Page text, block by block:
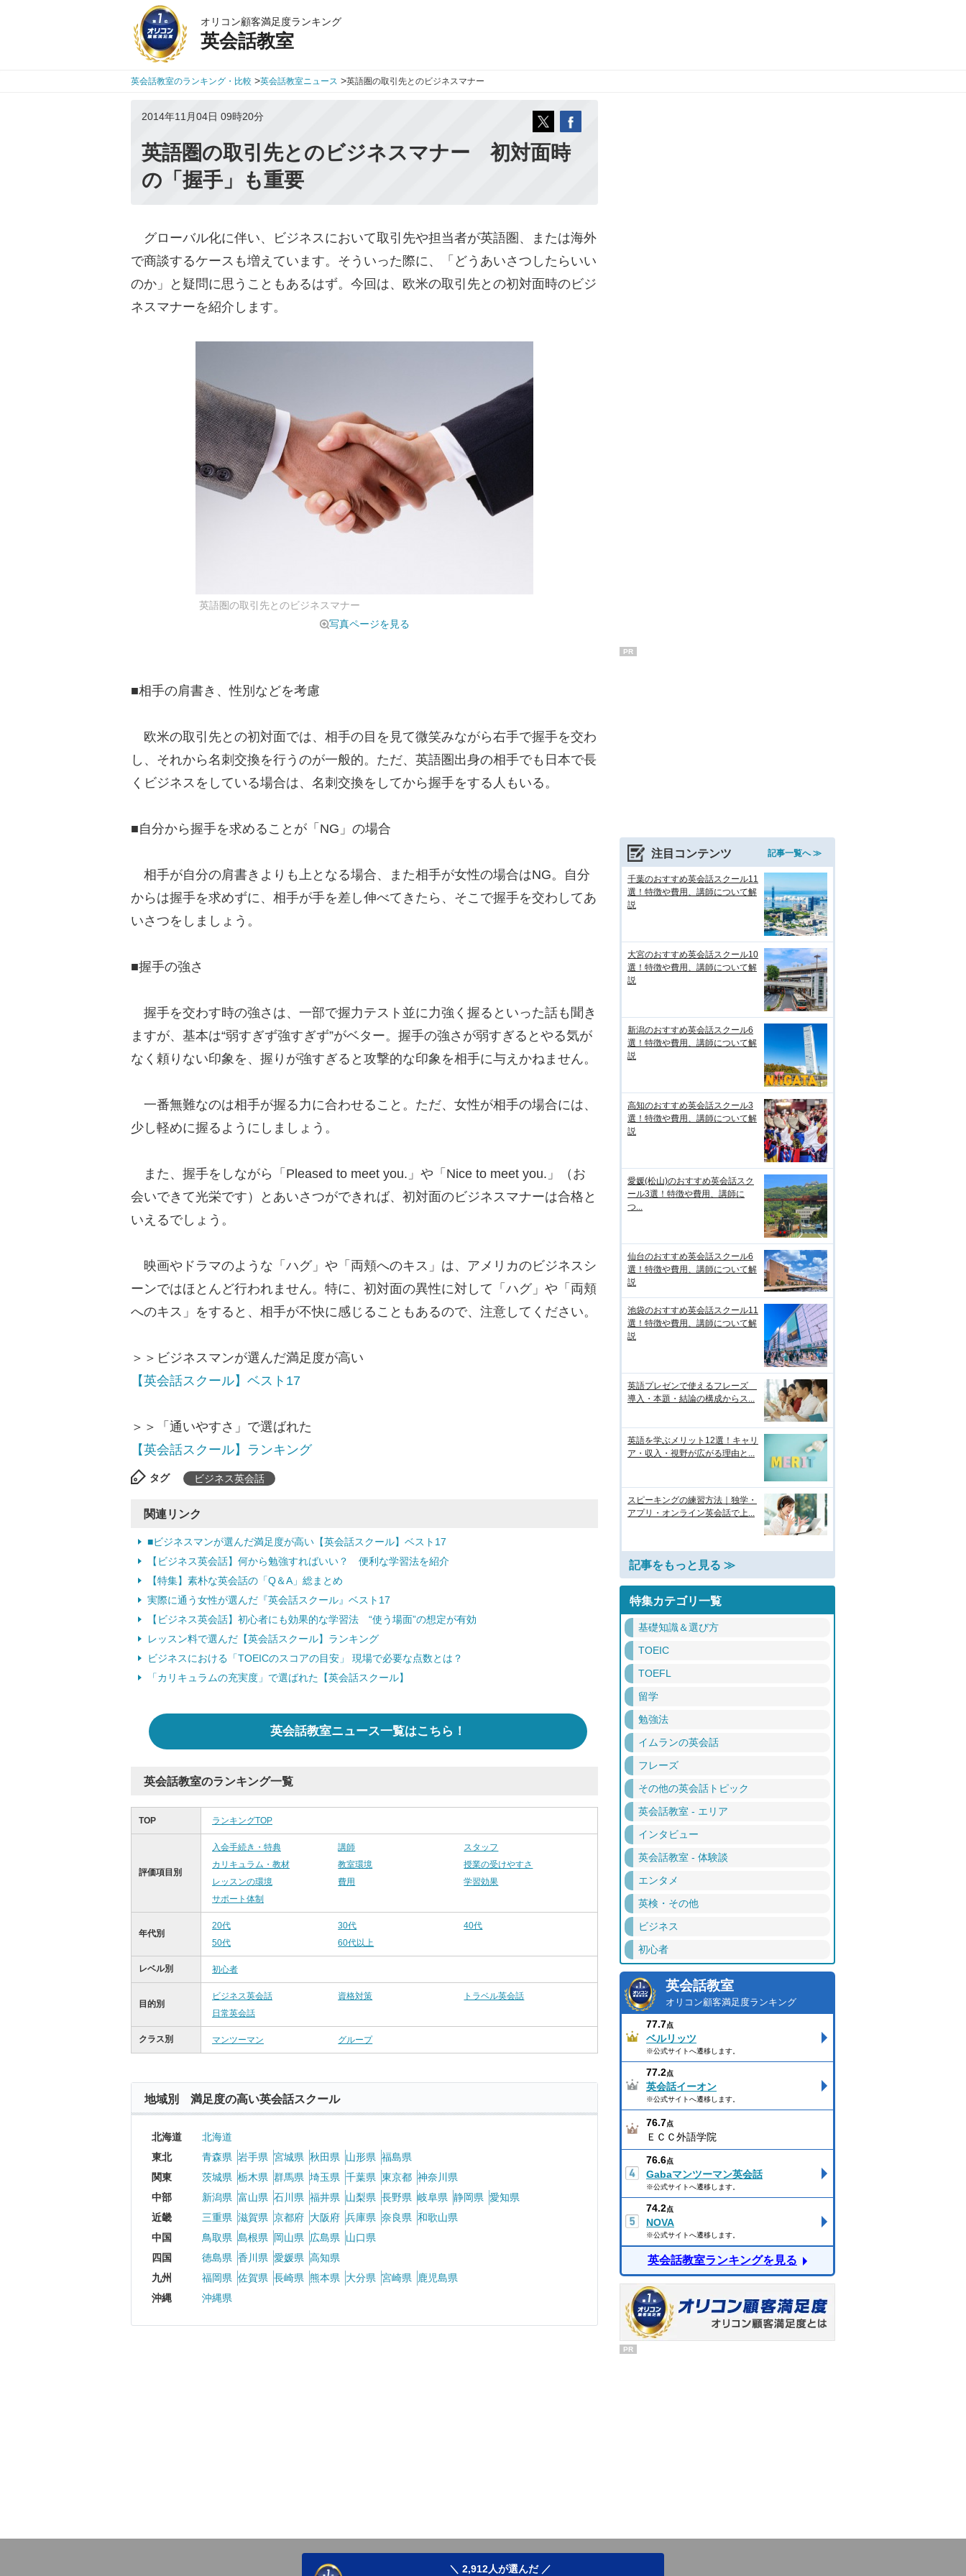
オリコン顧客満足度ランキング
英会話教室
英会話教室のランキング・比較 >英会話教室ニュース >英語圏の取引先とのビジネスマナー
2014年11月04日 09時20分
英語圏の取引先とのビジネスマナー 初対面時
の「握手」も重要
グローバル化に伴い、ビジネスにおいて取引先や担当者が英語圏、または海外
で商談するケースも増えています。そういった際に、「どうあいさつしたらいい
のか」と疑問に思うこともあるはず。今回は、欧米の取引先との初対面時のビジ
ネスマナーを紹介します。
英語圏の取引先とのビジネスマナー
写真ページを見る
■相手の肩書き、性別などを考慮
欧米の取引先との初対面では、相手の目を見て微笑みながら右手で握手を交わ
し、それから名刺交換を行うのが一般的。ただ、英語圏出身の相手でも日本で長
くビジネスをしている場合は、名刺交換をしてから握手をする人もいる。
■自分から握手を求めることが「NG」の場合
相手が自分の肩書きよりも上となる場合、また相手が女性の場合はNG。自分
からは握手を求めずに、相手が手を差し伸べてきたら、そこで握手を交わしてあ
いさつをしましょう。
■握手の強さ
握手を交わす時の強さは、一部で握力テスト並に力強く握るといった話も聞き
ますが、基本は“弱すぎず強すぎず”がベター。握手の強さが弱すぎるとやる気が
なく頼りない印象を、握りが強すぎると攻撃的な印象を相手に与えかねません。
一番無難なのは相手が握る力に合わせること。ただ、女性が相手の場合には、
少し軽めに握るようにしましょう。
また、握手をしながら「Pleased to meet you.」や「Nice to meet you.」（お
会いできて光栄です）とあいさつができれば、初対面のビジネスマナーは合格と
いえるでしょう。
映画やドラマのような「ハグ」や「両頬へのキス」は、アメリカのビジネスシ
ーンではほとんど行われません。特に、初対面の異性に対して「ハグ」や「両頬
へのキス」をすると、相手が不快に感じることもあるので、注意してください。
＞＞ビジネスマンが選んだ満足度が高い
【英会話スクール】ベスト17
＞＞「通いやすさ」で選ばれた
【英会話スクール】ランキング
タグ ビジネス英会話
関連リンク
■ビジネスマンが選んだ満足度が高い【英会話スクール】ベスト17
【ビジネス英会話】何から勉強すればいい？ 便利な学習法を紹介
【特集】素朴な英会話の「Q＆A」総まとめ
実際に通う女性が選んだ『英会話スクール』ベスト17
【ビジネス英会話】初心者にも効果的な学習法 “使う場面”の想定が有効
レッスン料で選んだ【英会話スクール】ランキング
ビジネスにおける「TOEICのスコアの目安」 現場で必要な点数とは？
「カリキュラムの充実度」で選ばれた【英会話スクール】
英会話教室ニュース一覧はこちら！
英会話教室のランキング一覧
TOP ランキングTOP
評価項目別
入会手続き・特典 講師
スタッフ
カリキュラム・教材
教室環境
授業の受けやすさ
レッスンの環境
費用
学習効果
サポート体制
年代別
20代 30代
40代
50代
60代以上
レベル別 初心者
目的別
ビジネス英会話 資格対策
トラベル英会話
日常英会話
クラス別 マンツーマン グループ
地域別 満足度の高い英会話スクール
北海道
北海道
東北
青森県 岩手県 宮城県 秋田県 山形県 福島県
関東
茨城県 栃木県 群馬県 埼玉県 千葉県 東京都 神奈川県
中部
新潟県 富山県 石川県 福井県 山梨県 長野県 岐阜県 静岡県 愛知県
近畿
三重県 滋賀県 京都府 大阪府 兵庫県 奈良県 和歌山県
中国
鳥取県 島根県 岡山県 広島県
山口県
四国
徳島県 香川県 愛媛県 高知県
九州
福岡県 佐賀県 長崎県 熊本県 大分県 宮崎県
鹿児島県
沖縄
沖縄県
PR
注目コンテンツ 記事一覧へ ≫
千葉のおすすめ英会話スクール11
選！特徴や費用、講師について解
説
大宮のおすすめ英会話スクール10
選！特徴や費用、講師について解
説
新潟のおすすめ英会話スクール6
選！特徴や費用、講師について解
説
高知のおすすめ英会話スクール3
選！特徴や費用、講師について解
説
愛媛(松山)のおすすめ英会話スク
ール3選！特徴や費用、講師に
つ...
仙台のおすすめ英会話スクール6
選！特徴や費用、講師について解
説
池袋のおすすめ英会話スクール11
選！特徴や費用、講師について解
説
英語プレゼンで使えるフレーズ
導入・本題・結論の構成からス...
英語を学ぶメリット12選！キャリ
ア・収入・視野が広がる理由と...
スピーキングの練習方法｜独学・
アプリ・オンライン英会話で上...
記事をもっと見る ≫
特集カテゴリ一覧
基礎知識＆選び方
TOEIC
TOEFL
留学
勉強法
イムランの英会話
フレーズ
その他の英会話トピック
英会話教室 - エリア
インタビュー
英会話教室 - 体験談
エンタメ
英検・その他
ビジネス
初心者
英会話教室
オリコン顧客満足度ランキング
77.7点
ベルリッツ
※公式サイトへ遷移します。
77.2点
英会話イーオン
※公式サイトへ遷移します。
76.7点
ＥＣＣ外語学院
76.6点
Gabaマンツーマン英会話
※公式サイトへ遷移します。
74.2点
NOVA
※公式サイトへ遷移します。
英会話教室ランキングを見る
PR
＼ 2,912人が選んだ ／